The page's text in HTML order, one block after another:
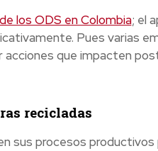
los ODS en Colombia; el
Pues varias
que impacten
recicladas
sus procesos productivos